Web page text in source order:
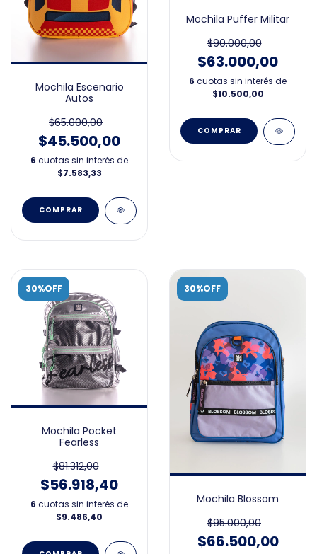
Mochila Escenario
Autos
$65.000,00
$45.500,00
6 cuotas sin interés de
$7.583,33
Mochila Puffer Militar
$90.000,00
$63.000,00
6 cuotas sin interés de
$10.500,00
30%OFF
Mochila Pocket
Fearless
$81.312,00
$56.918,40
6 cuotas sin interés de
$9.486,40
30%OFF
Mochila Blossom
$95.000,00
$66.500,00